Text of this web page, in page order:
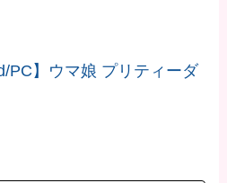
PC】ウマ娘 プリティーダ